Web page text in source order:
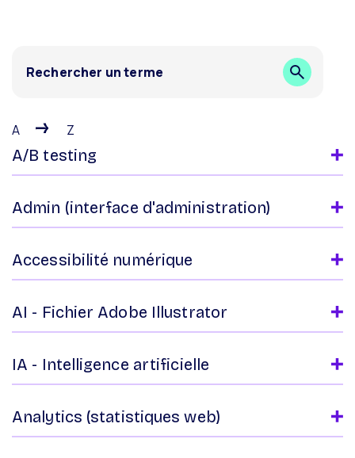
A Z
A/B testing
Admin (interface d'administration)
Accessibilité numérique
AI - Fichier Adobe Illustrator
IA - Intelligence artificielle
Analytics (statistiques web)